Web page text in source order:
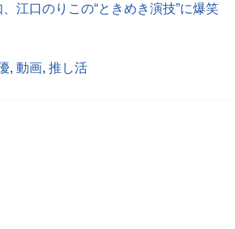
江口のりこの“ときめき演技”に爆笑
, 動画, 推し活